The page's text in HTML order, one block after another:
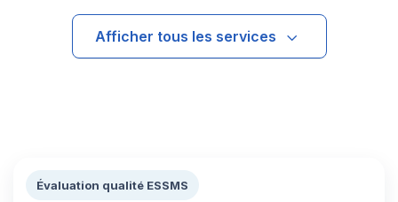
Afficher tous les services
Évaluation qualité ESSMS